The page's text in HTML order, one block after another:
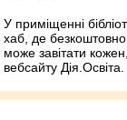
У приміщенні
хаб, де
може завітати
вебсайту Дія.Освіта.